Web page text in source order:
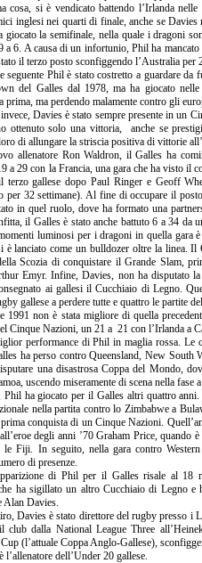
cosa, si è vendicato battendo l’Irlanda
inglesi nei quarti di finale, anche se Davies
giocato la semifinale, nella quale i dragoni
a 6. A causa di un infortunio, Phil ha
il terzo posto sconfiggendo l’Australia per
seguente Phil è stato costretto a guardare
del Galles dal 1978, ma ha giocato nelle
prima, ma perdendo malamente contro gli
Davies è stato sempre presente in un
ottenuto solo una vittoria, anche se
di allungare la striscia positiva di vittorie
allenatore Ron Waldron, il Galles ha
a 29 con la Francia, una gara che ha visto
terzo gallese dopo Paul Ringer e Geoff
per 32 settimane). Al fine di occupare il
in quel ruolo, dove ha formato una
il Galles è stato anche battuto 6 a 34 da
luminosi per i dragoni in quella gara
è lanciato come un bulldozer oltre la linea.
Scozia di conquistare il Grande Slam,
Emyr. Infine, Davies, non ha disputato
ai gallesi il Cucchiaio di Legno.
gallese a perdere tutte e quattro le partite
1991 non è stata migliore di quella
Cinque Nazioni, un 21 a 21 con l’Irlanda a
performance di Phil in maglia rossa. Le
ha perso contro Queensland, New South
una disastrosa Coppa del Mondo,
uscendo miseramente di scena nella fase
Phil ha giocato per il Galles altri quattro
nella partita contro lo Zimbabwe a
conquista di un Cinque Nazioni.
degli anni ’70 Graham Price, quando
le Fiji. In seguito, nella gara contro
di presenze.
di Phil per il Galles risale al 18
ha sigillato un altro Cucchiaio di Legno e
Alan Davies.
Davies è stato direttore del rugby presso i
club dalla National League Three
(l’attuale Coppa Anglo-Gallese),
l’allenatore dell’Under 20 gallese.